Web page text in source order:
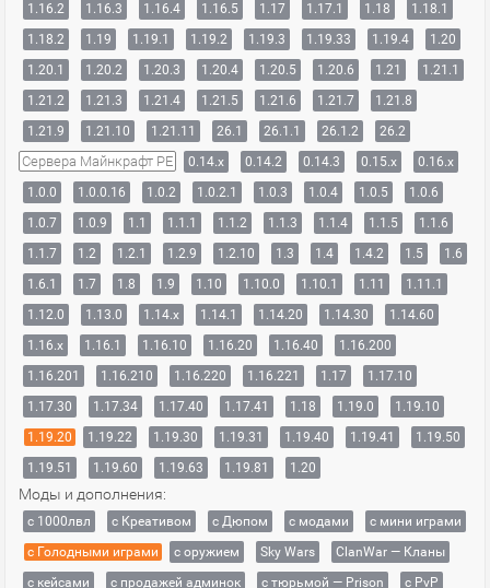
1.16.2
1.16.3 1.16.4 1.16.5 1.17 1.17.1 1.18
1.18.1
1.18.2
1.19 1.19.1 1.19.2 1.19.3 1.19.33 1.19.4
1.20
1.20.1
1.20.2 1.20.3 1.20.4 1.20.5 1.20.6 1.21
1.21.1
1.21.2
1.21.3 1.21.4 1.21.5 1.21.6 1.21.7
1.21.8
1.21.9
1.21.10 1.21.11 26.1 26.1.1 26.1.2 26.2
Сервера Майнкрафт PE 0.14.x 0.14.2 0.14.3 0.15.x
0.16.x
1.0.0
1.0.0.16 1.0.2 1.0.2.1 1.0.3 1.0.4 1.0.5
1.0.6
1.0.7
1.0.9 1.1 1.1.1 1.1.2 1.1.3 1.1.4 1.1.5
1.1.6
1.1.7
1.2 1.2.1 1.2.9 1.2.10 1.3 1.4 1.4.2 1.5
1.6
1.6.1
1.7 1.8 1.9 1.10 1.10.0 1.10.1 1.11
1.11.1
1.12.0
1.13.0 1.14.x 1.14.1 1.14.20 1.14.30
1.14.60
1.16.x
1.16.1 1.16.10 1.16.20 1.16.40
1.16.200
1.16.201
1.16.210 1.16.220 1.16.221 1.17
1.17.10
1.17.30
1.17.34 1.17.40 1.17.41 1.18 1.19.0
1.19.10
1.19.20
1.19.22 1.19.30 1.19.31 1.19.40 1.19.41
1.19.50
1.19.51
1.19.60 1.19.63 1.19.81 1.20
Моды и дополнения:
с 1000лвл c Креативом с Дюпом с модами
с мини играми
с Голодными играми
с оружием Sky Wars
ClanWar — Кланы
с кейсами
с продажей админок с тюрьмой — Prison
с PvP